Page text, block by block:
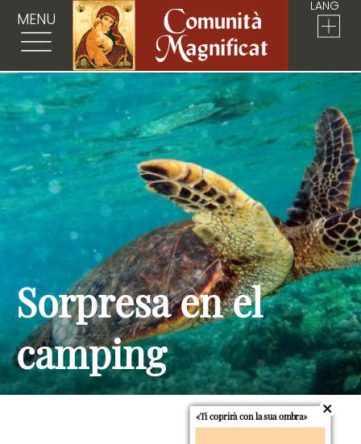
MENU
LANG
Sorpresa en el
camping
«Ti coprirà con la sua ombra»